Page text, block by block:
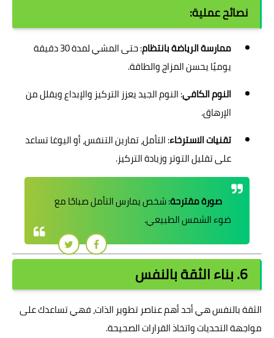
نصائح عملية:
ممارسة الرياضة بانتظام
: حتى المشي لمدة 30 دقيقة
يوميًا يحسن المزاج والطاقة.
النوم الكافي: النوم الجيد يعزز التركيز والإبداع ويقلل من
الإرهاق.
تقنيات الاسترخاء: التأمل، تمارين التنفس، أو اليوغا تساعد
على تقليل التوتر وزيادة التركيز.
صورة مقترحة: شخص يمارس التأمل صباحًا مع
ضوء الشمس الطبيعي.
6. بناء الثقة بالنفس
الثقة بالنفس هي أحد أهم عناصر تطوير الذات، فهي تساعدك على
مواجهة التحديات واتخاذ القرارات الصحيحة.